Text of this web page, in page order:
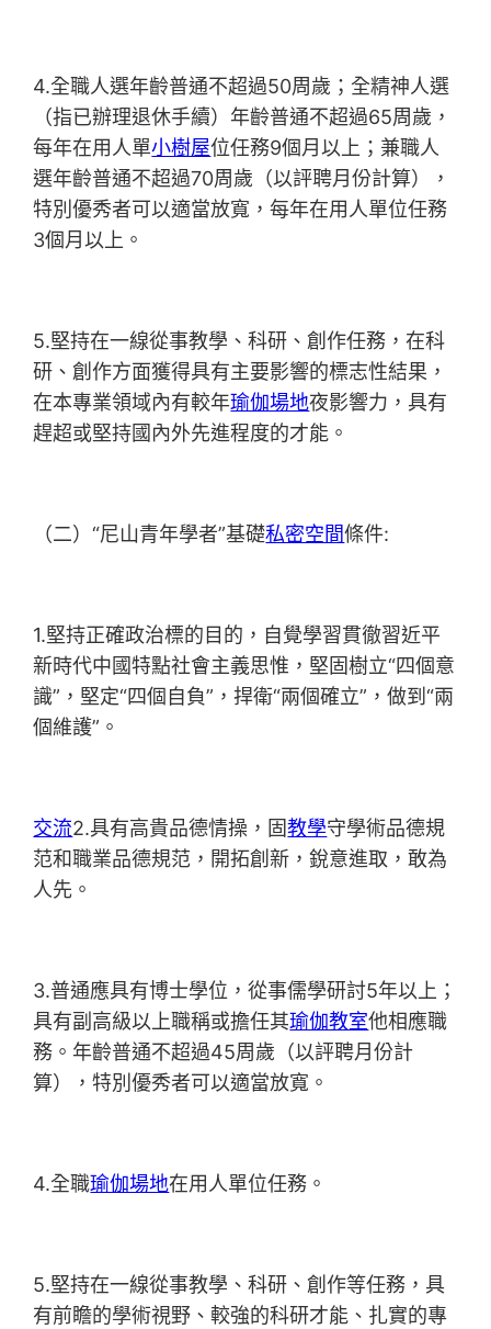
4.全職人選年齡普通不超過50周歲；全精神人選
（指已辦理退休手續）年齡普通不超過65周歲，
每年在用人單小樹屋位任務9個月以上；兼職人
選年齡普通不超過70周歲（以評聘月份計算），
特別優秀者可以適當放寬，每年在用人單位任務
3個月以上。
5.堅持在一線從事教學、科研、創作任務，在科
研、創作方面獲得具有主要影響的標志性結果，
在本專業領域內有較年瑜伽場地夜影響力，具有
趕超或堅持國內外先進程度的才能。
（二）“尼山青年學者”基礎私密空間條件:
1.堅持正確政治標的目的，自覺學習貫徹習近平
新時代中國特點社會主義思惟，堅固樹立“四個意
識”，堅定“四個自負”，捍衛“兩個確立”，做到“兩
個維護”。
交流2.具有高貴品德情操，固教學守學術品德規
范和職業品德規范，開拓創新，銳意進取，敢為
人先。
3.普通應具有博士學位，從事儒學研討5年以上；
具有副高級以上職稱或擔任其瑜伽教室他相應職
務。年齡普通不超過45周歲（以評聘月份計
算），特別優秀者可以適當放寬。
4.全職瑜伽場地在用人單位任務。
5.堅持在一線從事教學、科研、創作等任務，具
有前瞻的學術視野、較強的科研才能、扎實的專